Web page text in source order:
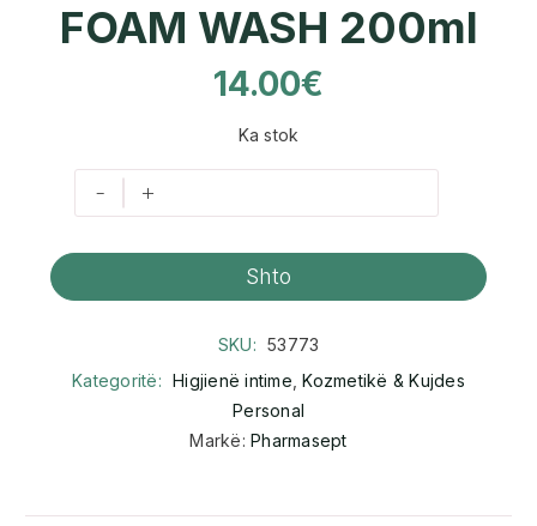
FOAM WASH 200ml
14.00€
Ka stok
- +
Shto
SKU: 53773
Kategoritë: Higjienë intime ,Kozmetikë & Kujdes
Personal
Markë:Pharmasept